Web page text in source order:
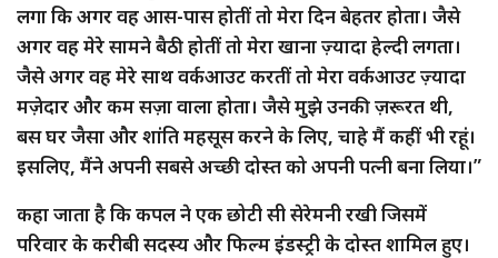
लगा कि अगर वह आस-पास होतीं तो मेरा दिन बेहतर होता। जैसे
अगर वह मेरे सामने बैठी होतीं तो मेरा खाना ज़्यादा हेल्दी लगता।
जैसे अगर वह मेरे साथ वर्कआउट करतीं तो मेरा वर्कआउट ज़्यादा
मज़ेदार और कम सज़ा वाला होता। जैसे मुझे उनकी ज़रूरत थी,
बस घर जैसा और शांति महसूस करने के लिए, चाहे मैं कहीं भी रहूं।
इसलिए, मैंने अपनी सबसे अच्छी दोस्त को अपनी पत्नी बना लिया।”
कहा जाता है कि कपल ने एक छोटी सी सेरेमनी रखी जिसमें
परिवार के करीबी सदस्य और फिल्म इंडस्ट्री के दोस्त शामिल हुए।